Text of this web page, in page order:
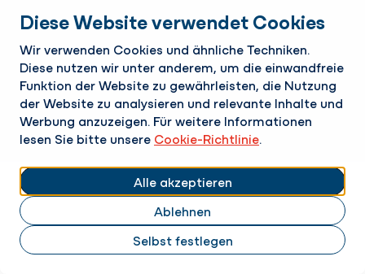
Diese Website verwendet Cookies
Wir verwenden Cookies und ähnliche Techniken.
Diese nutzen wir unter anderem, um die einwandfreie
Funktion der Website zu gewährleisten, die Nutzung
der Website zu analysieren und relevante Inhalte und
Werbung anzuzeigen. Für weitere Informationen
lesen Sie bitte unsere Cookie-Richtlinie.
Alle akzeptieren
Ablehnen
Selbst festlegen
Erreichbar 24/7
Folgen Sie uns
LinkedInInstagram
Cookie-Einstellungen ändernCookie-Richtlinie
Datenschutz-Bestimmungen
Verantwortungsvolle Offenlegung